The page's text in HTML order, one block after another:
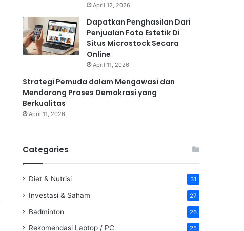
April 12, 2026
Dapatkan Penghasilan Dari
Penjualan Foto Estetik Di
Situs Microstock Secara
Online
April 11, 2026
Strategi Pemuda dalam Mengawasi dan
Mendorong Proses Demokrasi yang
Berkualitas
April 11, 2026
Categories
Diet & Nutrisi 31
Investasi & Saham 27
Badminton 26
Rekomendasi Laptop / PC 25